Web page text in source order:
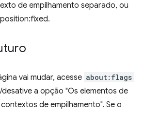
de empilhamento separado, ou
vai mudar, acesse about:flags
a opção "Os elementos de
de empilhamento". Se o